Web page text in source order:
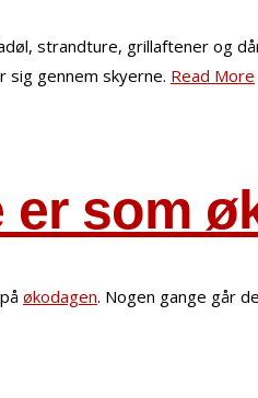
strandture, grillaftener
gennem skyerne. Read More
er som
økodagen. Nogen gange går